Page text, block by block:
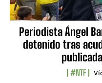
Periodista Ángel
detenido tras
#NTF